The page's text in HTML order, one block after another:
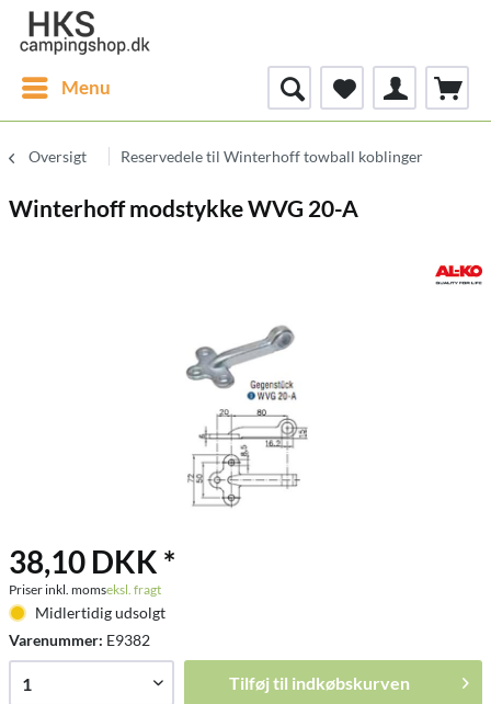
Menu
Oversigt Reservedele til Winterhoff towball koblinger
Winterhoff modstykke WVG 20-A
38,10 DKK *
Priser inkl. momseksl. fragt
Midlertidig udsolgt
Varenummer: E9382
Tilføj til indkøbskurven